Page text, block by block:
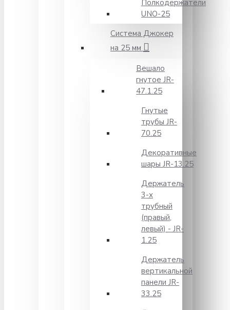
Полкодержатели
UNO-25
Система Джокер
на 25 мм
Вешало
гнутое JR-
47.1.25
Гнутые
трубы JR-
70.25
Декоративные
шары JR-13.25
Держатель
3-х
трубный
(правый,
левый) - JR-
1.25
Держатель
вертикальной
панели JR-
33.25